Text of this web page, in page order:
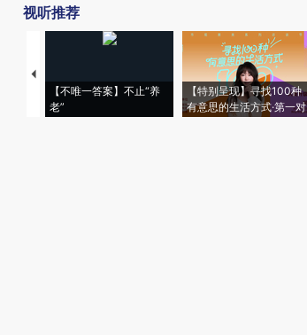
视听推荐
【不唯一答案】不止“养
老”
【特别呈现】寻找100种
有意思的生活方式·第一对